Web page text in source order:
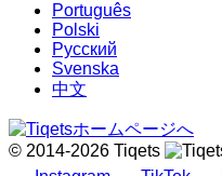
Português
Polski
Русский
Svenska
中文
© 2014-2026 Tiqets